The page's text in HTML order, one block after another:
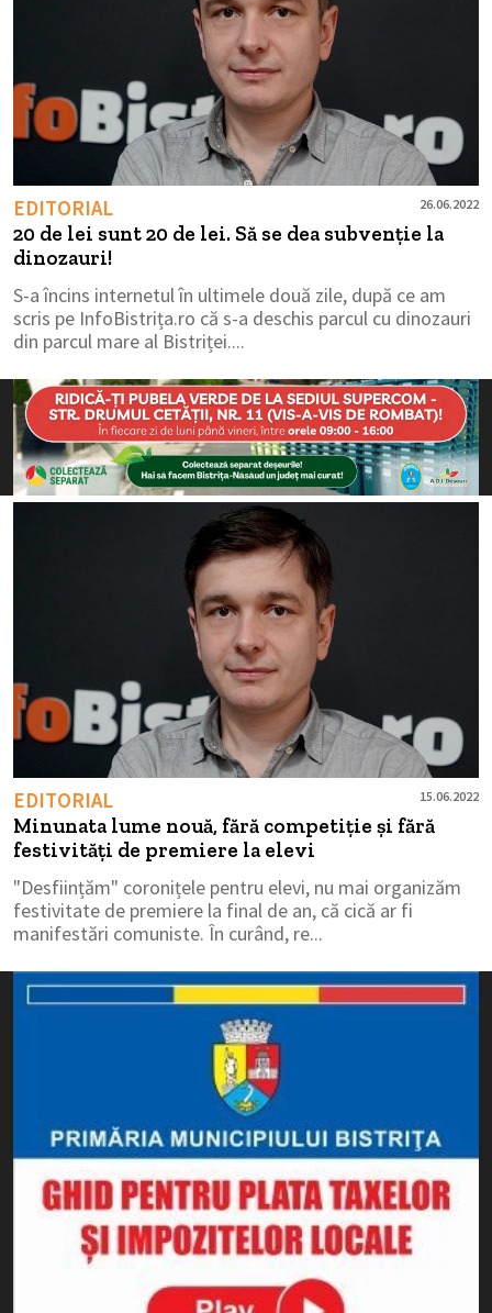
EDITORIAL 26.06.2022
20 de lei sunt 20 de lei. Să se dea subvenție la
dinozauri!
S-a încins internetul în ultimele două zile, după ce am
scris pe InfoBistrița.ro că s-a deschis parcul cu dinozauri
din parcul mare al Bistriței....
EDITORIAL 15.06.2022
Minunata lume nouă, fără competiție și fără
festivități de premiere la elevi
"Desființăm" coronițele pentru elevi, nu mai organizăm
festivitate de premiere la final de an, că cică ar fi
manifestări comuniste. În curând, re...